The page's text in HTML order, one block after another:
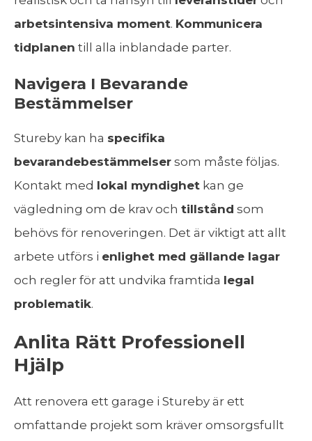
arbetsintensiva moment. Kommunicera
tidplanen till alla inblandade parter.
Navigera I Bevarande
Bestämmelser
Stureby kan ha specifika
bevarandebestämmelser som måste följas.
Kontakt med lokal myndighet kan ge
vägledning om de krav och tillstånd som
behövs för renoveringen. Det är viktigt att allt
arbete utförs i enlighet med gällande lagar
och regler för att undvika framtida legal
problematik.
Anlita Rätt Professionell
Hjälp
Att renovera ett garage i Stureby är ett
omfattande projekt som kräver omsorgsfullt